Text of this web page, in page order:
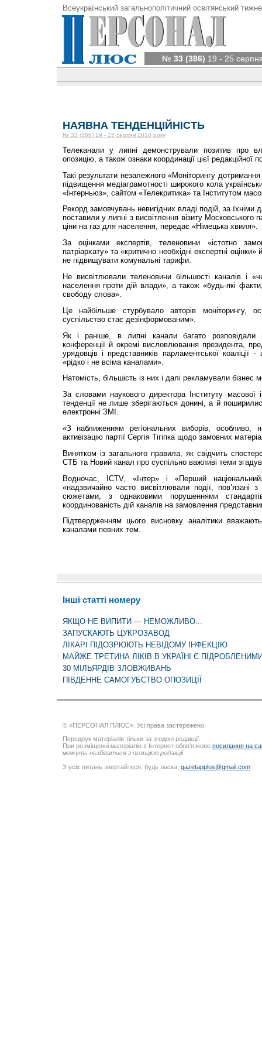
Всеукраїнський загальнополітичний освітянський
№ 33 (386) 19 - 25
НАЯВНА ТЕНДЕНЦІЙНІСТЬ
№ 33 (386) 19 - 25 серпня 2010 року
Телеканали у липні демонстрували позитив про
опозицію, а також ознаки координації цієї редакційної
Такі результати незалежного «Моніторингу
підвищення медіаграмотності широкого кола
«Інтерньюз», сайтом «Телекритика» та Інститутом
Рекорд замовчувань невигідних владі подій, за їхніми
поставили у липні з висвітлення візиту Московського
ціни на газ для населення, передає «Німецька хвиля».
За оцінками експертів, теленовини «істотно
патріархату» та «критично необхідні експертні
не підвищувати комунальні тарифи.
Не висвітлювали теленовини більшості каналів і
населення проти дій влади», а також «будь-які
свободу слова».
Це найбільше стурбувало авторів моніторингу,
суспільство стає дезінформованим».
Як і раніше, в липні канали багато розповідали
конференції й окремі висловлювання президента,
урядовців і представників парламентської коаліції
«рідко і не всіма каналами».
Натомість, більшість із них і далі рекламували бізнес
За словами наукового директора Інституту масової
тенденції не лише зберігаються донині, а й
електронні ЗМІ.
«З наближенням регіональних виборів, особливо,
активізацію партії Сергія Тігіпка щодо замовних
Винятком із загального правила, як свідчить
СТБ та Новий канал про суспільно важливі теми
Водночас, ICTV, «Інтер» і «Перший
«надзвичайно часто висвітлювали події,
сюжетами, з однаковими порушеннями
координованість дій каналів на замовлення
Підтвердженням цього висновку аналітики
каналами певних тем.
Інші статті номеру
ЯКЩО НЕ ВИПИТИ — НЕМОЖЛИВО...
ЗАПУСКАЮТЬ ЦУКРОЗАВОД
ЛІКАРІ ПІДОЗРЮЮТЬ НЕВІДОМУ ІНФЕКЦІЮ
МАЙЖЕ ТРЕТИНА ЛІКІВ В УКРАЇНІ Є
30 МІЛЬЯРДІВ ЗЛОВЖИВАНЬ
ПІВДЕННЕ САМОГУБСТВО ОПОЗИЦІЇ
© «ПЕРСОНАЛ ПЛЮС». Усі права застережено.
Передрук матеріалів тільки за згодою редакції.
При розміщенні матеріалів в Інтернет обов’язкове посилання на
можуть незбігатися з позицією редакції
З усіх питань звертайтеся, будь ласка, gazetapplus@gmail.com